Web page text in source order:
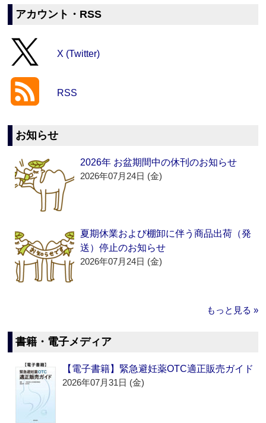
アカウント・RSS
X (Twitter)
RSS
お知らせ
2026年 お盆期間中の休刊のお知らせ
2026年07月24日 (金)
夏期休業および棚卸に伴う商品出荷（発
送）停止のお知らせ
2026年07月24日 (金)
もっと見る »
書籍・電子メディア
【電子書籍】緊急避妊薬OTC適正販売ガイド
2026年07月31日 (金)